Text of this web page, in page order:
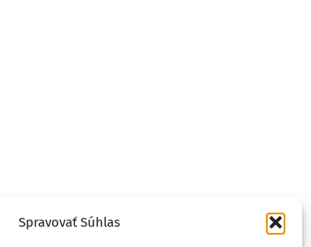
Spravovať Súhlas